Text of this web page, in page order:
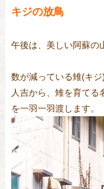
キジの放鳥
午後は、美しい阿蘇の
数が減っている雉(キジ
人吉から、雉を育てる
を一羽一羽渡します。